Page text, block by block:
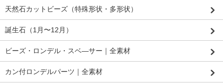
天然石カットビーズ（特殊形状・多形状）
誕生石（1月〜12月）
ビーズ・ロンデル・スベ―サー｜全素材
カン付ロンデルパーツ｜全素材